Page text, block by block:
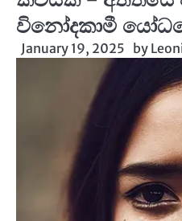
විනෝදකාමී
January 19, 2025 by